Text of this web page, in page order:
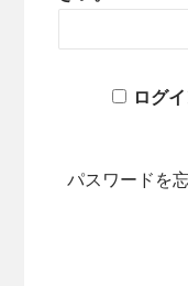
ログ
パスワードを